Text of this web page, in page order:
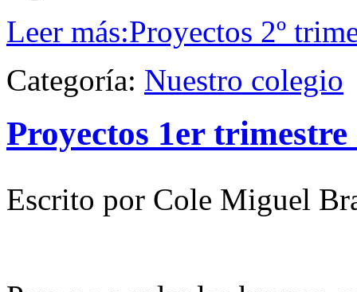
Leer más:Proyectos 2º
Categoría: Nuestro colegio
Proyectos 1er trimestre
Escrito por Cole Miguel